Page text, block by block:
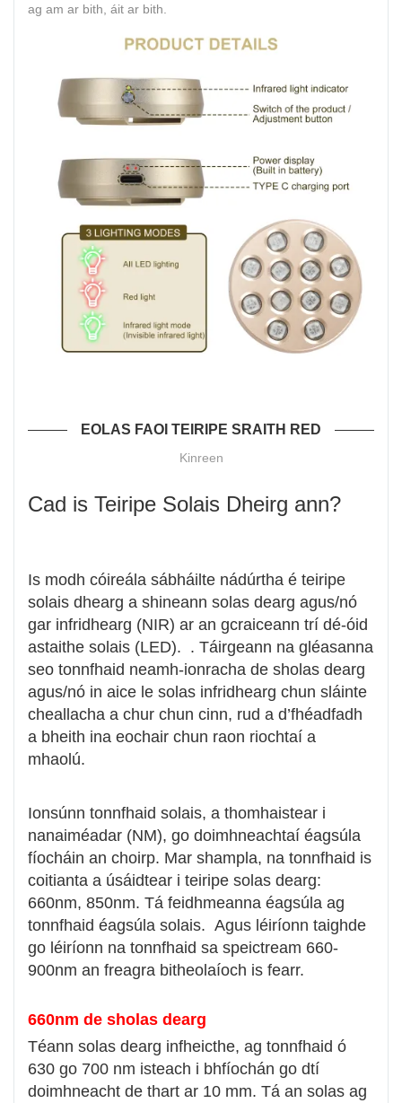
ag am ar bith, áit ar bith.
EOLAS FAOI TEIRIPE SRAITH RED
Kinreen
Cad is Teiripe Solais Dheirg ann?
Is modh cóireála sábháilte nádúrtha é teiripe
solais dhearg a shineann solas dearg agus/nó
gar infridhearg (NIR) ar an gcraiceann trí dé-óid
astaithe solais (LED). . Táirgeann na gléasanna
seo tonnfhaid neamh-ionracha de sholas dearg
agus/nó in aice le solas infridhearg chun sláinte
cheallacha a chur chun cinn, rud a d’fhéadfadh
a bheith ina eochair chun raon riochtaí a
mhaolú.
Ionsúnn tonnfhaid solais, a thomhaistear i
nanaiméadar (NM), go doimhneachtaí éagsúla
fíocháin an choirp. Mar shampla, na tonnfhaid is
coitianta a úsáidtear i teiripe solas dearg:
660nm, 850nm. Tá feidhmeanna éagsúla ag
tonnfhaid éagsúla solais. Agus léiríonn taighde
go léiríonn na tonnfhaid sa speictream 660-
900nm an freagra bitheolaíoch is fearr.
660nm de sholas dearg
Téann solas dearg infheicthe, ag tonnfhaid ó
630 go 700 nm isteach i bhfíochán go dtí
doimhneacht de thart ar 10 mm. Tá an solas ag